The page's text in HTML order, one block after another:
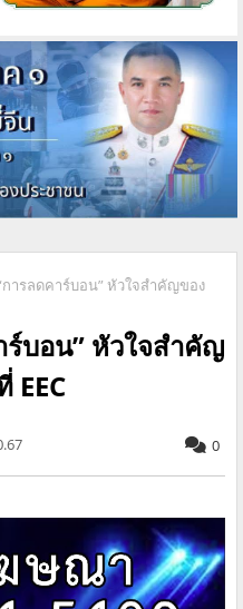
การลดคาร์บอน” หัวใจสำคัญของ
ร์บอน” หัวใจสำคัญ
0